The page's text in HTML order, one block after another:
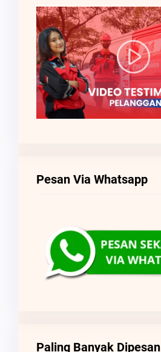
Pesan Via Whatsapp
Paling Banyak Dipesan